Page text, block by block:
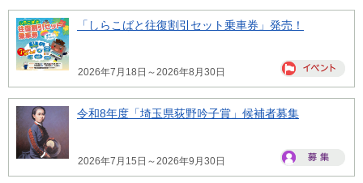
「しらこばと往復割引セット乗車券」発売！
2026年7月18日～2026年8月30日
令和8年度「埼玉県荻野吟子賞」候補者募集
2026年7月15日～2026年9月30日